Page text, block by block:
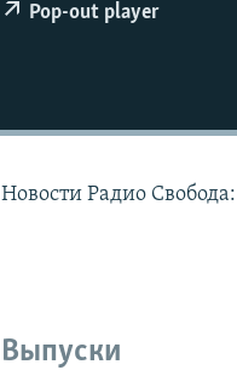
Pop-out player
Новости Радио
Выпуски